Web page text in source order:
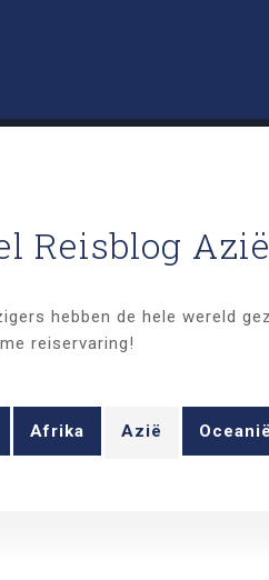
Reisblog Azië
hebben de hele wereld
reiservaring!
Afrika Azië Oceanië